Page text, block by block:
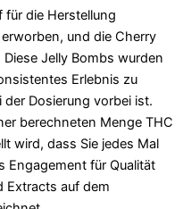
für die Herstellung
und die Cherry
Jelly Bombs wurden
Erlebnis zu
der Dosierung vorbei ist.
berechneten Menge THC
wird, dass Sie jedes Mal
Engagement für Qualität
Extracts auf dem